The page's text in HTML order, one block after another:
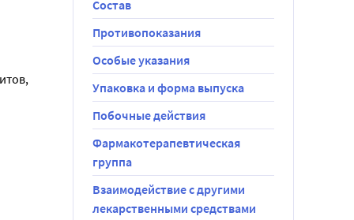
мешок
Состав
Противопоказания
Особые указания
Упаковка и форма выпуска
Побочные действия
Фармакотерапевтическая
группа
Взаимодействие с другими
лекарственными средствами